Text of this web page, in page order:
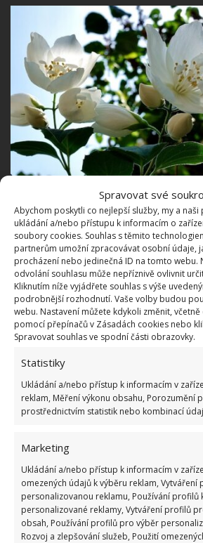
Spravovat své
Abychom poskytli co nejlepší služby, my a
ukládání a/nebo přístupu k informacím o
soubory cookies. Souhlas s těmito
partnerům umožní zpracovávat osobní údaje,
procházení nebo jedinečná ID na tomto webu.
odvolání souhlasu může nepříznivě ovlivnit
Kliknutím níže vyjádřete souhlas s výše
podrobnější rozhodnutí. Vaše volby budou
webu. Nastavení můžete kdykoli změnit,
pomocí přepínačů v Zásadách cookies nebo
Spravovat souhlas ve spodní části obrazovky.
Statistiky
Ukládání a/nebo přístup k informacím v
reklam, Měření výkonu obsahu, Porozumění
prostřednictvím statistik nebo kombinací
Marketing
Ukládání a/nebo přístup k informacím v
omezených údajů k výběru reklam, Vytváření
personalizovanou reklamu, Používání profilů
personalizované reklamy, Vytváření profilů
obsah, Používání profilů pro výběr
Rozvoj a zlepšování služeb, Použití
Fotografie: Pixabay
Polní javor
Polní javor dosahuje výšky 5 až 15
skvěle vytvořit živý plot a
Je odolný vůči chorobám a
listů lze vytvořit salát. Tekutina